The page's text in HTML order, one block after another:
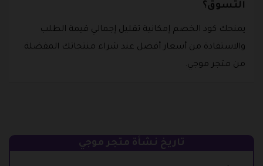
التسوق؟
يمنحك كود الخصم إمكانية تقليل إجمالي قيمة الطلب
والاستفادة من أسعار أفضل عند شراء منتجاتك المفضلة
من متجر موجي.
تاريخ نشأة متجر موجي